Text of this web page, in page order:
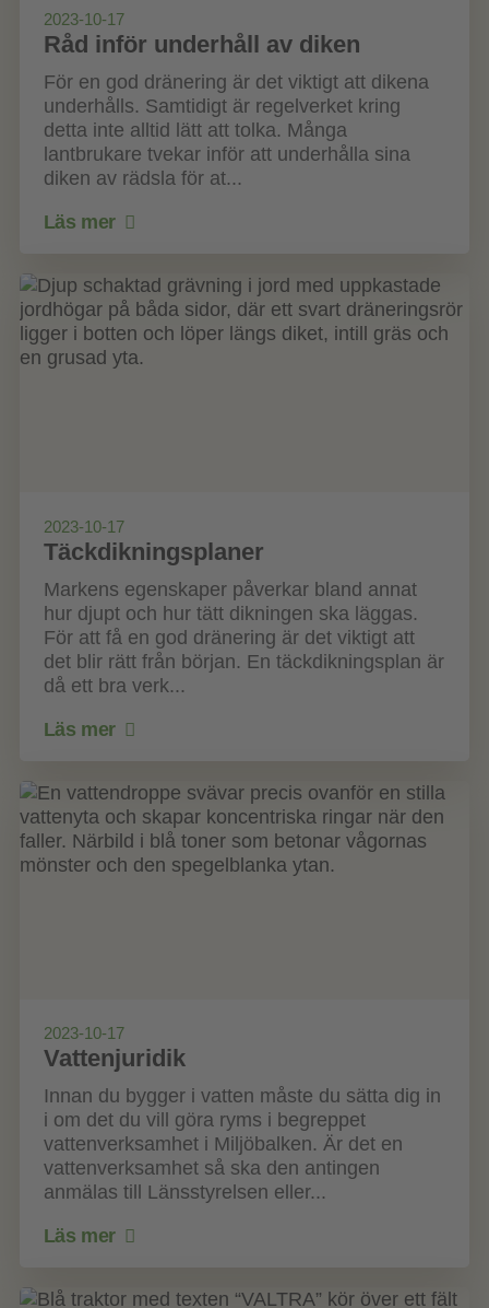
2023-10-17
Råd inför underhåll av diken
För en god dränering är det viktigt att dikena
underhålls. Samtidigt är regelverket kring
detta inte alltid lätt att tolka. Många
lantbrukare tvekar inför att underhålla sina
diken av rädsla för at...
Läs mer
2023-10-17
Täckdikningsplaner
Markens egenskaper påverkar bland annat
hur djupt och hur tätt dikningen ska läggas.
För att få en god dränering är det viktigt att
det blir rätt från början. En täckdikningsplan är
då ett bra verk...
Läs mer
2023-10-17
Vattenjuridik
Innan du bygger i vatten måste du sätta dig in
i om det du vill göra ryms i begreppet
vattenverksamhet i Miljöbalken. Är det en
vattenverksamhet så ska den antingen
anmälas till Länsstyrelsen eller...
Läs mer